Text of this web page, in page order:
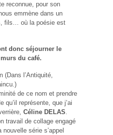
reconnue, pour son
emmène dans un
fils… où la poésie est
donc séjourner le
du café.
(Dans l’Antiquité,
de ce nom et prendre
qu’il représente, que j’ai
Céline DELAS
travail de collage engagé
série s’appel